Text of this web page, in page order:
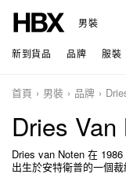
男裝
新到貨品 品牌 服裝
首頁 男裝 品牌
Dries Van
Dries van Noten 在
出生於安特衛普的一個